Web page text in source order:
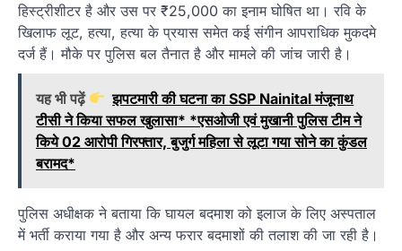
हिस्ट्रीशीटर है और उस पर ₹25,000 का इनाम घोषित था। रवि के
खिलाफ लूट, हत्या, हत्या के प्रयास समेत कई संगीन आपराधिक मुकदमे
दर्ज हैं। मौके पर पुलिस बल तैनात है और मामले की जांच जारी है।
यह भी पढ़ें
झपटमारी की घटना का SSP Nainital मंजूनाथ
टीसी ने किया सफल खुलासा* *एसओजी एवं मुखानी पुलिस टीम ने
किये 02 आरोपी गिरफ्तार, बुजुर्ग महिला से लूटा गया सोने का कुंडल
बरामद*
पुलिस अधीक्षक ने बताया कि घायल बदमाश को इलाज के लिए अस्पताल
में भर्ती कराया गया है और अन्य फरार बदमाशों की तलाश की जा रही है।